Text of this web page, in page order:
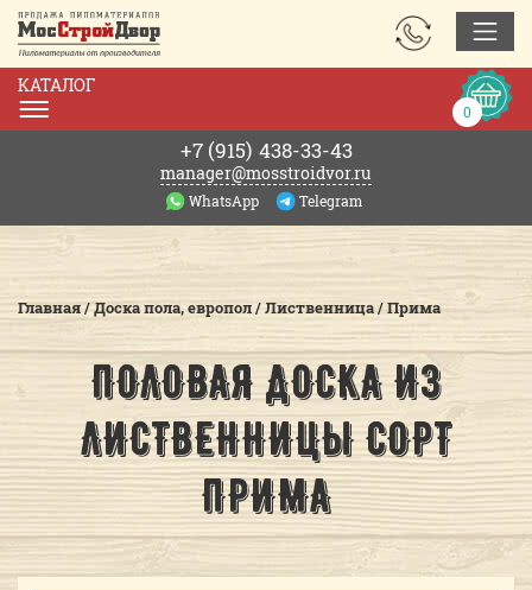
КАТАЛОГ
+7 (915) 438-33-43
manager@mosstroidvor.ru
WhatsApp Telegram
ЗАКАЗАТЬ
ЗВОНОК
0
0р.
Главная/Доска пола, европол/Лиственница/Прима
ПОЛОВАЯ ДОСКА ИЗ
ЛИСТВЕННИЦЫ СОРТ
ПРИМА